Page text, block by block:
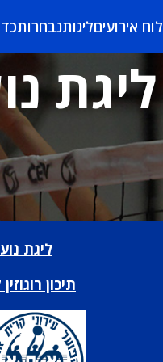
לוח אירועיםליגותנבחרות
ליגת
ליגת
תיכון